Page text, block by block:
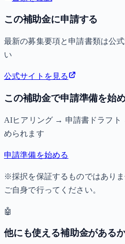
この補助金に申請する
最新の募集要項と申請書類は公
い
公式サイトを見る
この補助金で申請準備を始
AIヒアリング → 申請書ドラフト
められます
申請準備を始める
※採択を保証するものではあり
ご自身で行ってください。
🤖
他にも使える補助金がある